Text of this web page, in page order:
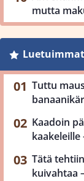
mutta
Luetuimmat
Tuttu
Kaadoin
Tätä
kuivahtaa